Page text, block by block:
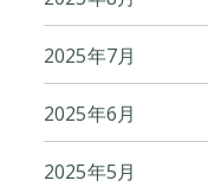
2025年7月
2025年6月
2025年5月